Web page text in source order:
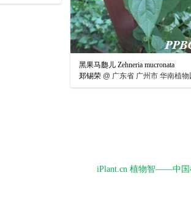
黑果马瓟儿 Zehneria mucronata
郑锡荣 @ 广东省 广州市 华南植物
iPlant.cn 植物智——中国